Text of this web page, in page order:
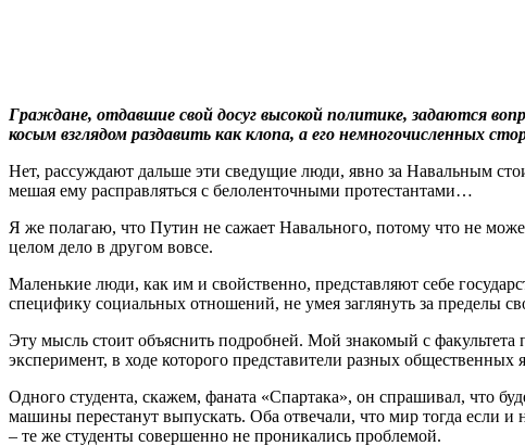
Граждане, отдавшие свой досуг высокой политике, задаются
косым взглядом раздавить как клопа, а его немногочисленных
Нет, рассуждают дальше эти сведущие люди, явно за Навальным
мешая ему расправляться с белоленточными протестантами…
Я же полагаю, что Путин не сажает Навального, потому что не
целом дело в другом вовсе.
Маленькие люди, как им и свойственно, представляют себе
специфику социальных отношений, не умея заглянуть за пределы
Эту мысль стоит объяснить подробней. Мой знакомый с
эксперимент, в ходе которого представители разных
Одного студента, скажем, фаната «Спартака», он спрашивал, что
машины перестанут выпускать. Оба отвечали, что мир тогда если и
– те же студенты совершенно не проникались проблемой.